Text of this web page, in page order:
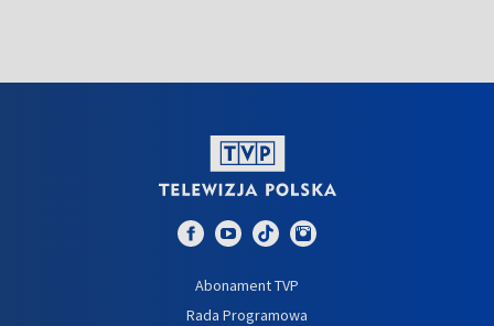
Abonament TVP
Rada Programowa